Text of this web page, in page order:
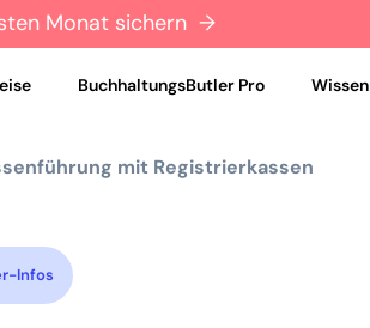
Monat sichern →
BuchhaltungsButler Pro Wissen
mit Registrierkassen
Infos